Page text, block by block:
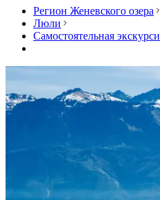
Регион Женевского озера
Люли
Самостоятельная